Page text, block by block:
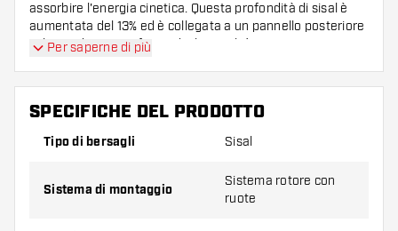
assorbire l'energia cinetica. Questa profondità di sisal è
aumentata del 13% ed è collegata a un pannello posteriore
in legno duro stratificato di alta qualità.
superiore dei dardi proprio dove conta di più.
Fili di precisione ultra-sottili inclinati
Un sistema di cablaggio ultra-sottile che amplia la
a 60 gradi che guida i dardi nelle aree di punteggio
principali, riducendo drasticamente rimbalzi e rimbalzi
Per saperne di più
SPECIFICHE DEL PRODOTTO
Tipo di bersagli Sisal
Sistema di montaggio
Sistema rotore con
ruote